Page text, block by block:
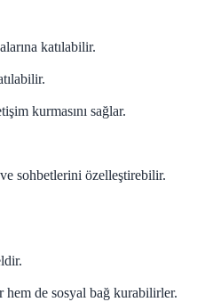
katılabilir.
kurmasını sağlar.
sohbetlerini özelleştirebilir.
hem de sosyal bağ kurabilirler.